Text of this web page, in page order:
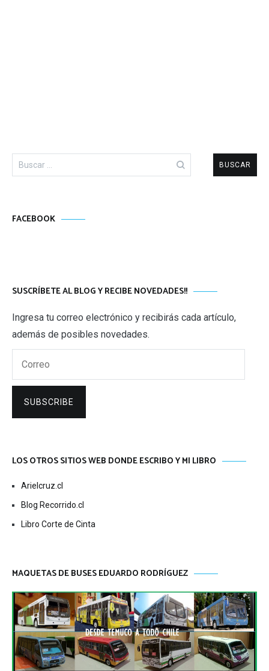
Buscar:
FACEBOOK
SUSCRÍBETE AL BLOG Y RECIBE NOVEDADES!!
Ingresa tu correo electrónico y recibirás cada artículo,
además de posibles novedades.
SUBSCRIBE
LOS OTROS SITIOS WEB DONDE ESCRIBO Y MI LIBRO
Arielcruz.cl
Blog Recorrido.cl
Libro Corte de Cinta
MAQUETAS DE BUSES EDUARDO RODRÍGUEZ